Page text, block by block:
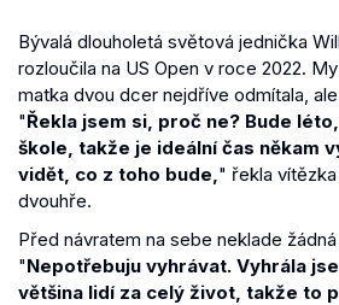
Bývalá dlouholetá světová jednička
rozloučila na US Open v roce 2022.
matka dvou dcer nejdříve odmítala,
"Řekla jsem si, proč ne? Bude
škole, takže je ideální čas někam
vidět, co z toho bude," řekla
dvouhře.
Před návratem na sebe neklade
"Nepotřebuju vyhrávat. Vyhrála
většina lidí za celý život, takže to